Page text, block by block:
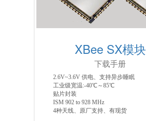
XBee SX模块
下载手册
2.6V~3.6V 供电、支持异步睡眠
工业级宽温:-40℃～85℃
贴片封装
ISM 902 to 928 MHz
4种天线、原厂支持、有现货